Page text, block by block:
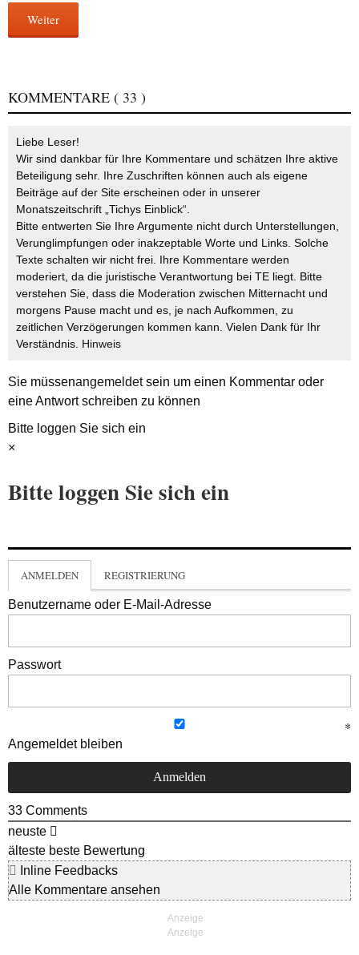
Weiter
KOMMENTARE ( 33 )
Liebe Leser!
Wir sind dankbar für Ihre Kommentare und schätzen Ihre aktive
Beteiligung sehr. Ihre Zuschriften können auch als eigene
Beiträge auf der Site erscheinen oder in unserer
Monatszeitschrift „Tichys Einblick“.
Bitte entwerten Sie Ihre Argumente nicht durch Unterstellungen,
Verunglimpfungen oder inakzeptable Worte und Links. Solche
Texte schalten wir nicht frei. Ihre Kommentare werden
moderiert, da die juristische Verantwortung bei TE liegt. Bitte
verstehen Sie, dass die Moderation zwischen Mitternacht und
morgens Pause macht und es, je nach Aufkommen, zu
zeitlichen Verzögerungen kommen kann. Vielen Dank für Ihr
Verständnis. Hinweis
Sie müssenangemeldetsein um einen Kommentar oder
eine Antwort schreiben zu können
Bitte loggen Sie sich ein
×
Bitte loggen Sie sich ein
ANMELDEN REGISTRIERUNG
Benutzername oder E-Mail-Adresse
Passwort
Angemeldet bleiben
33 Comments
neuste
älteste beste Bewertung
Inline Feedbacks
Alle Kommentare ansehen